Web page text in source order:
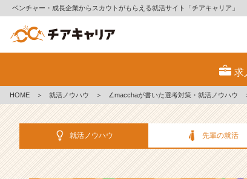
ベンチャー・成長企業からスカウトがもらえる就活サイト「チアキャリア」
策・
就
ノ
ハ
記
求
HOME ＞ 就活ノウハウ ＞ ∠macchaが書いた選考対策・就活ノウハウ
就活ノウハウ 先輩の就活